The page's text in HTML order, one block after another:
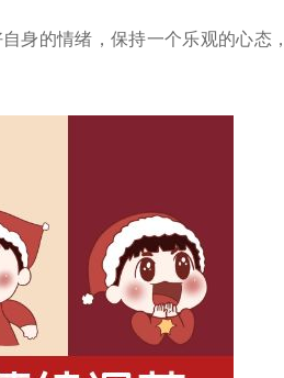
身的情绪，保持一个乐观的心态